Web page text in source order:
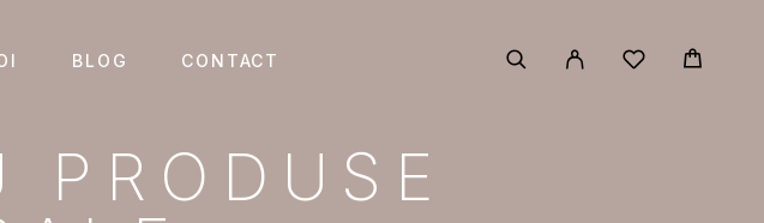
BLOG CONTACT
PRODUSE